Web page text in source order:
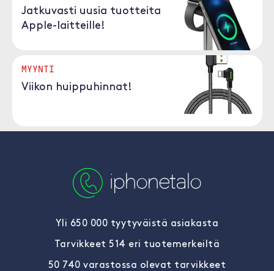
Jatkuvasti uusia tuotteita
Apple-laitteille!
MYYNTI
Viikon huippuhinnat!
Yli 650 000 tyytyväistä asiakasta
Tarvikkeet 514 eri tuotemerkeiltä
50 740 varastossa olevat tarvikkeet